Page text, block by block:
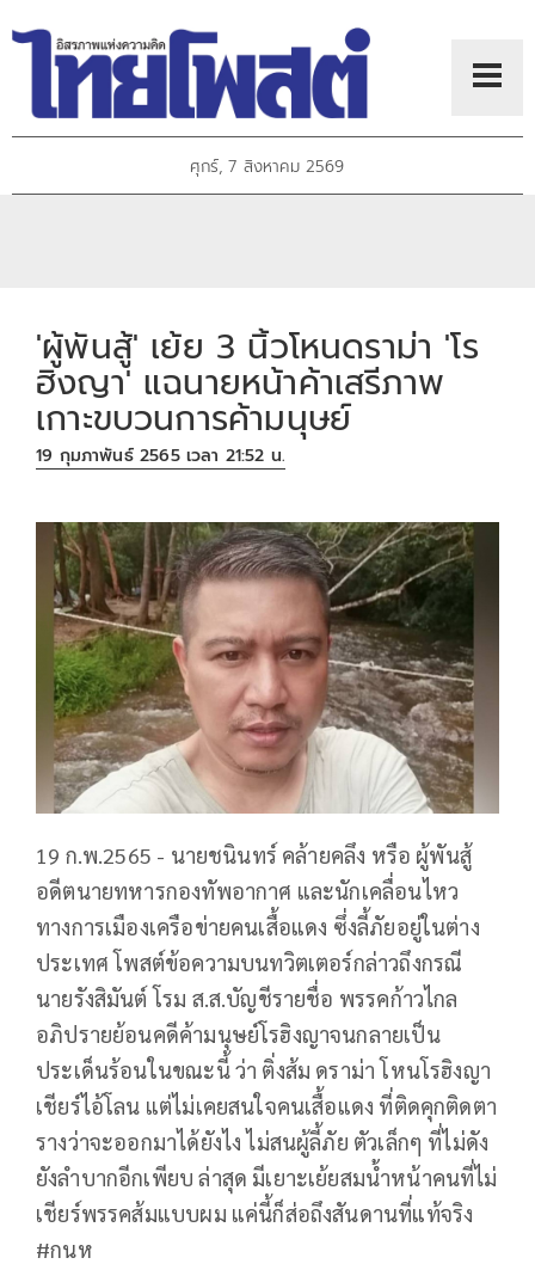
ศุกร์, 7 สิงหาคม 2569
'ผู้พันสู้' เย้ย 3 นิ้วโหนดราม่า 'โร
ฮิงญา' แฉนายหน้าค้าเสรีภาพ
เกาะขบวนการค้ามนุษย์
19 กุมภาพันธ์ 2565 เวลา 21:52 น.
19 ก.พ.2565 - นายชนินทร์ คล้ายคลึง หรือ ผู้พันสู้
อดีตนายทหารกองทัพอากาศ และนักเคลื่อนไหว
ทางการเมืองเครือข่ายคนเสื้อแดง ซึ่งลี้ภัยอยู่ในต่าง
ประเทศ โพสต์ข้อความบนทวิตเตอร์กล่าวถึงกรณี
นายรังสิมันต์ โรม ส.ส.บัญชีรายชื่อ พรรคก้าวไกล
อภิปรายย้อนคดีค้ามนุษย์โรฮิงญาจนกลายเป็น
ประเด็นร้อนในขณะนี้ ว่า ติ่งส้ม ดราม่า โหนโรฮิงญา
เชียร์ไอ้โลน แต่ไม่เคยสนใจคนเสื้อแดง ที่ติดคุกติดตา
รางว่าจะออกมาได้ยังไง ไม่สนผู้ลี้ภัย ตัวเล็กๆ ที่ไม่ดัง
ยังลำบากอีกเพียบ ล่าสุด มีเยาะเย้ยสมน้ำหน้าคนที่ไม่
เชียร์พรรคส้มแบบผม แค่นี้ก็ส่อถึงสันดานที่แท้จริง
#กนห